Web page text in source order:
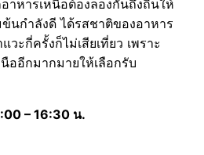
าหารเหนือต้องลองกันถึงถิ่นให้
นกำลังดี ได้รสชาติของอาหาร
ะกี่ครั้งก็ไม่เสียเที่ยว เพราะ
ออีกมากมายให้เลือกรับ
– 16:30 น.